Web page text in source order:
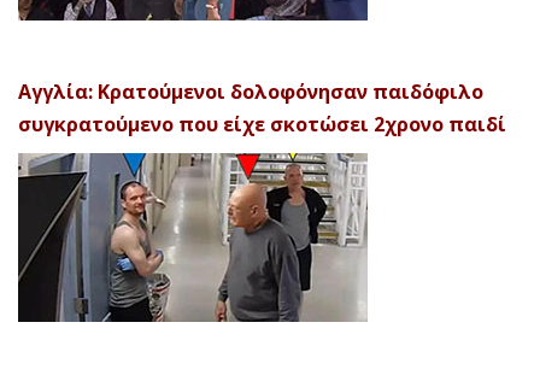
Αγγλία: Κρατούμενοι δολοφόνησαν παιδόφιλο
συγκρατούμενο που είχε σκοτώσει 2χρονο παιδί